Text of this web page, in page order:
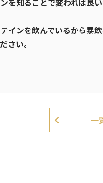
インを飲んでいるから暴
さい。
一